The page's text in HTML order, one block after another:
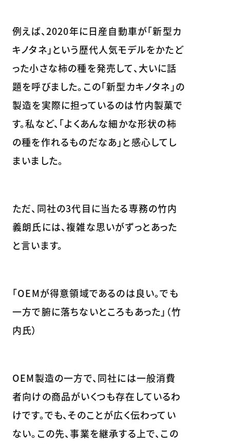
例えば、2020年に日産自動車が「新型カ
キノタネ」という歴代人気モデルをかたど
った小さな柿の種を発売して、大いに話
題を呼びました。この「新型カキノタネ」の
製造を実際に担っているのは竹内製菓で
す。私など、「よくあんな細かな形状の柿
の種を作れるものだなあ」と感心してし
まいました。
ただ、同社の3代目に当たる専務の竹内
義朗氏には、複雑な思いがずっとあった
と言います。
「OEMが得意領域であるのは良い。でも
一方で腑に落ちないところもあった」（竹
内氏）
OEM製造の一方で、同社には一般消費
者向けの商品がいくつも存在しているわ
けです。でも、そのことが広く伝わってい
ない。この先、事業を継承する上で、この